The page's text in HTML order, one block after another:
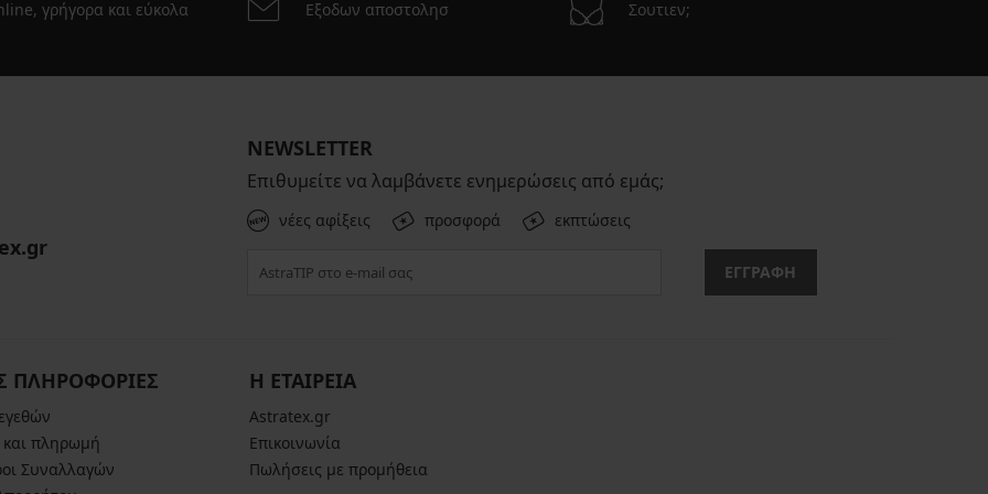
γρήγορα και εύκολα Εξοδων αποστολησ Σουτιεν;
NEWSLETTER
Επιθυμείτε να λαμβάνετε ενημερώσεις από εμάς;
νέες αφίξεις προσφορά εκπτώσεις
ΕΓΓΡΑΦΗ
ΠΛΗΡΟΦΟΡΙΕΣ
πληρωμή
Συναλλαγών
Η ΕΤΑΙΡΕΙΑ
Astratex.gr
Επικοινωνία
Πωλήσεις με προμήθεια